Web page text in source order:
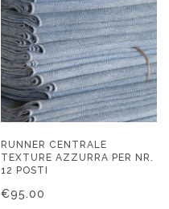
RUNNER CENTRALE
TEXTURE AZZURRA PER NR.
12 POSTI
€95.00